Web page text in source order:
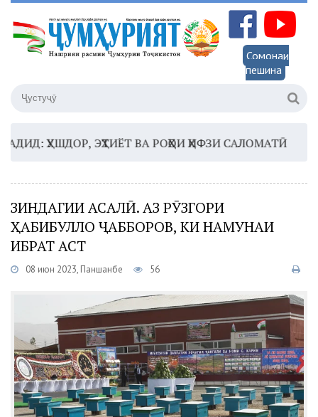
Сомонаи
пешина
ҲУШДОР, ЭҲТИЁТ ВА РОҲҲОИ ҲИФЗИ САЛОМАТӢ
ЗИНДАГИИ АСАЛӢ. АЗ РӮЗГОРИ
ҲАБИБУЛЛО ҶАББОРОВ, КИ НАМУНАИ
ИБРАТ АСТ
08 июн 2023, Панҷшанбе 56